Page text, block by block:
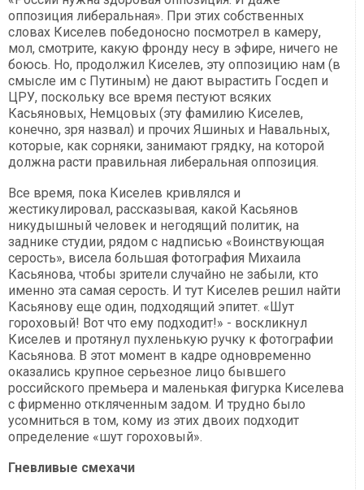
оппозиция либеральная». При этих собственных
словах Киселев победоносно посмотрел в камеру,
мол, смотрите, какую фронду несу в эфире, ничего не
боюсь. Но, продолжил Киселев, эту оппозицию нам (в
смысле им с Путиным) не дают вырастить Госдеп и
ЦРУ, поскольку все время пестуют всяких
Касьяновых, Немцовых (эту фамилию Киселев,
конечно, зря назвал) и прочих Яшиных и Навальных,
которые, как сорняки, занимают грядку, на которой
должна расти правильная либеральная оппозиция.
Все время, пока Киселев кривлялся и
жестикулировал, рассказывая, какой Касьянов
никудышный человек и негодящий политик, на
заднике студии, рядом с надписью «Воинствующая
серость», висела большая фотография Михаила
Касьянова, чтобы зрители случайно не забыли, кто
именно эта самая серость. И тут Киселев решил найти
Касьянову еще один, подходящий эпитет. «Шут
гороховый! Вот что ему подходит!» - воскликнул
Киселев и протянул пухленькую ручку к фотографии
Касьянова. В этот момент в кадре одновременно
оказались крупное серьезное лицо бывшего
российского премьера и маленькая фигурка Киселева
с фирменно откляченным задом. И трудно было
усомниться в том, кому из этих двоих подходит
определение «шут гороховый».
Гневливые смехачи